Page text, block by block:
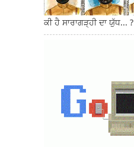
ਕੀ ਹੈ ਸਾਰਾਗੜ੍ਹੀ ਦਾ ਯੁੱਧ... ?